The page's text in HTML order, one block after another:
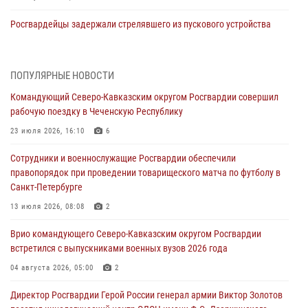
Росгвардейцы задержали стрелявшего из пускового устройства
задержании подозреваемых в похищении человека и
вымогательстве (видео)
06 августа 2026, 07:09
Сотрудники и военнослужащие Росгвардии обеспечили
правопорядок при проведении матча Кубка России по футболу в
Санкт-Петербурге
06 августа 2026, 07:03
В Грозном военнослужащие Росгвардии присоединились к
всероссийской донорской акции «От сердца к сердцу»
06 августа 2026, 06:30
В Бурятии и Приамурье росгвардейцы задержали подозреваемых в
ПОПУЛЯРНЫЕ НОВОСТИ
Командующий Северо-Кавказским округом Росгвардии совершил
рабочую поездку в Чеченскую Республику
23 июля 2026, 16:10 6
Сотрудники и военнослужащие Росгвардии обеспечили
правопорядок при проведении товарищеского матча по футболу в
Санкт-Петербурге
13 июля 2026, 08:08 2
Врио командующего Северо-Кавказским округом Росгвардии
встретился с выпускниками военных вузов 2026 года
04 августа 2026, 05:00 2
Директор Росгвардии Герой России генерал армии Виктор Золотов